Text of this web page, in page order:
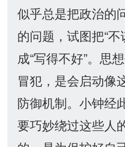
似乎总是把政治的
的问题，试图把“不
成“写得不好”。思
冒犯，是会启动像
防御机制。小钟经
要巧妙绕过这些人